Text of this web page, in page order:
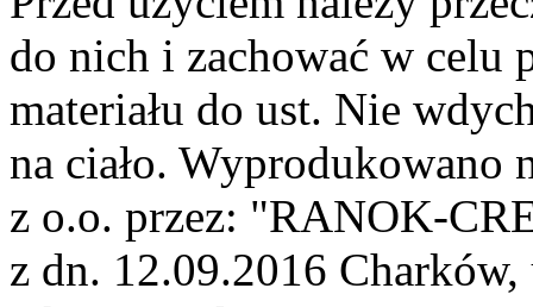
do nich i zachować w celu
materiału do ust. Nie
na ciało. Wyprodukowano
z о.о. przez: "RANOK-
z dn. 12.09.2016